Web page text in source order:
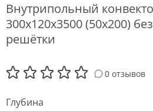
Внутрипольный
300x120x3500 (50х200)
решётки
0 отзывов
Глубина